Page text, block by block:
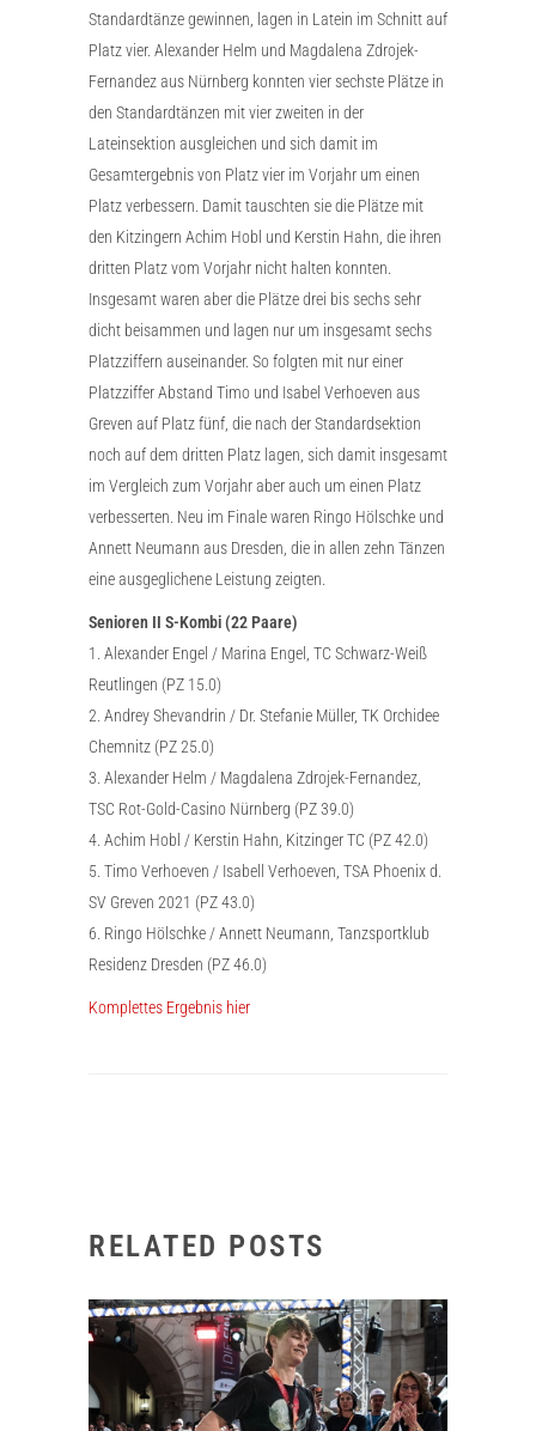
Standardtänze gewinnen, lagen in Latein im Schnitt auf
Platz vier. Alexander Helm und Magdalena Zdrojek-
Fernandez aus Nürnberg konnten vier sechste Plätze in
den Standardtänzen mit vier zweiten in der
Lateinsektion ausgleichen und sich damit im
Gesamtergebnis von Platz vier im Vorjahr um einen
Platz verbessern. Damit tauschten sie die Plätze mit
den Kitzingern Achim Hobl und Kerstin Hahn, die ihren
dritten Platz vom Vorjahr nicht halten konnten.
Insgesamt waren aber die Plätze drei bis sechs sehr
dicht beisammen und lagen nur um insgesamt sechs
Platzziffern auseinander. So folgten mit nur einer
Platzziffer Abstand Timo und Isabel Verhoeven aus
Greven auf Platz fünf, die nach der Standardsektion
noch auf dem dritten Platz lagen, sich damit insgesamt
im Vergleich zum Vorjahr aber auch um einen Platz
verbesserten. Neu im Finale waren Ringo Hölschke und
Annett Neumann aus Dresden, die in allen zehn Tänzen
eine ausgeglichene Leistung zeigten.
Senioren II S-Kombi (22 Paare)
1. Alexander Engel / Marina Engel, TC Schwarz-Weiß
Reutlingen (PZ 15.0)
2. Andrey Shevandrin / Dr. Stefanie Müller, TK Orchidee
Chemnitz (PZ 25.0)
3. Alexander Helm / Magdalena Zdrojek-Fernandez,
TSC Rot-Gold-Casino Nürnberg (PZ 39.0)
4. Achim Hobl / Kerstin Hahn, Kitzinger TC (PZ 42.0)
5. Timo Verhoeven / Isabell Verhoeven, TSA Phoenix d.
SV Greven 2021 (PZ 43.0)
6. Ringo Hölschke / Annett Neumann, Tanzsportklub
Residenz Dresden (PZ 46.0)
Komplettes Ergebnis hier
RELATED POSTS